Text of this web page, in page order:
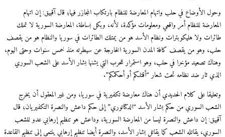
الأوضاع في حلب واتهام المعارضة للنظام بارتكاب المجازر فيها؛ قال آقبيق: إن اتهام
للنظام أمر واقعي ومعلومات مؤكدة، لأنه، وبكل بساطة، المعارضة السورية لا تملك
ولا هليكوبترات ونظام الأسد هو من يمتلك الطائرات في سوريا والنظام هو من يقصف
وهو من يقصف كافة المدن السورية الخارجة عن سيطرته منذ خمس سنوات وحتى اليوم،
تصعيد مؤخرا في حلب، وهو استمرار للحرب التي يشنها بشار الأسد على الشعب السوري
ثار ضد نظامه تحت شعار “أقتلكم أو أحكمكم”.
على كلام الحديدي أن هناك معارضة تكفيرية في سوريا، ومن غير المعقول أن يخرج
السوري من حكم بشار الأسد “الدكتاتوري” إلى حكم داعش والنصرة التكفيريان؛ قال
إن داعش والنصرة ليسا من المعارضة السورية، وداعش هو تنظيم إرهابي عدو للشعب
يقاتله الشعب كما يقاتل بشار الأسد، والنصرة أيضا تنظيم إرهابي ينتمي إلى تنظيم القاعدة